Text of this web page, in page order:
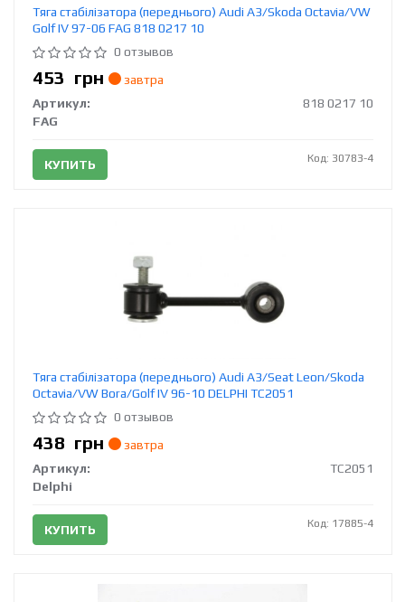
Тяга стабілізатора (переднього) Audi A3/Skoda Octavia/VW
Golf IV 97-06 FAG 818 0217 10
0 отзывов
453 грн
завтра
Артикул:
818 0217 10
FAG
КУПИТЬ Код: 30783-4
Тяга стабілізатора (переднього) Audi A3/Seat Leon/Skoda
Octavia/VW Bora/Golf IV 96-10 DELPHI TC2051
0 отзывов
438 грн
завтра
Артикул:
TC2051
Delphi
КУПИТЬ Код: 17885-4